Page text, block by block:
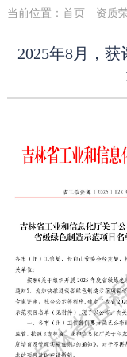
当前位置： 首页 —资质
2025年8月，